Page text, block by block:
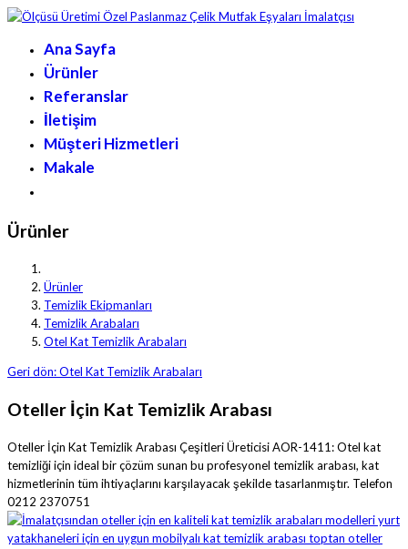
Ana Sayfa
Ürünler
Referanslar
İletişim
Müşteri Hizmetleri
Makale
Ürünler
Ürünler
Temizlik Ekipmanları
Temizlik Arabaları
Otel Kat Temizlik Arabaları
Geri dön: Otel Kat Temizlik Arabaları
Oteller İçin Kat Temizlik Arabası
Oteller İçin Kat Temizlik Arabası Çeşitleri Üreticisi AOR-1411: Otel kat
temizliği için ideal bir çözüm sunan bu profesyonel temizlik arabası, kat
hizmetlerinin tüm ihtiyaçlarını karşılayacak şekilde tasarlanmıştır. Telefon
0212 2370751